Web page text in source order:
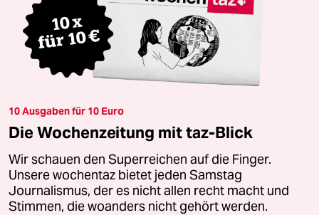
10 Ausgaben für 10 Euro
Die Wochenzeitung mit taz-Blick
Wir schauen den Superreichen auf die Finger.
Unsere wochentaz bietet jeden Samstag
Journalismus, der es nicht allen recht macht und
Stimmen, die woanders nicht gehört werden.